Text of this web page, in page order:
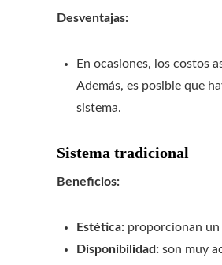
Desventajas:
En ocasiones, los costos
Además, es posible que
sistema.
Sistema tradicional
Beneficios:
Estética: proporcionan un
Disponibilidad: son muy